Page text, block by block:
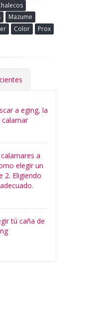
Mazume
Color
Prox
a eging, la
calamar
a
elegir un
2. Eligiendo
tú caña de